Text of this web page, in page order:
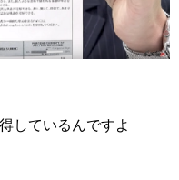
しているんですよ